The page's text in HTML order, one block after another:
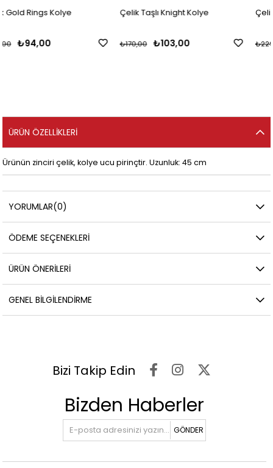
Çelik Taşlı Knight Kolye
₺170,00
Çelik Kalp Charmlı Harf Kolye
₺229,00
ÜRÜN ÖZELLIKLERI
Ürünün zinciri çelik, kolye ucu pirinçtir. Uzunluk: 45 cm
YORUMLAR(0)
ÖDEME SEÇENEKLERI
ÜRÜN ÖNERILERI
GENEL BILGILENDIRME
Bizi Takip Edin
Bizden Haberler
GÖNDER